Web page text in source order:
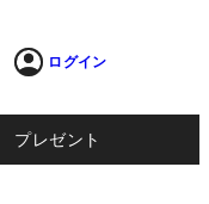
ログイン
プレゼント